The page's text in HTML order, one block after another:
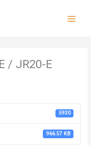
/ JR20-E
5930
966.57 KB